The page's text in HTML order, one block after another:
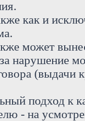
как и
может
за
(выдачи
подход к
- на